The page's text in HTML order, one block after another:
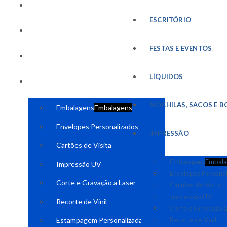
EmbalagensEmbalagens
Envelopes Personalizados
Cartões de Visita
Impressão UV
Corte e Gravação a Laser
Recorte de Vinil
Estampagem Personalizada
ESCRITÓRIO
FESTAS E EVENTOS
LÍQUIDOS
MOCHILAS, SACOS E
IMPRESSÃO
Embalagens
Envelopes
Cartões de Visita
Impressão UV
Corte e Gravação
Recorte de Vinil